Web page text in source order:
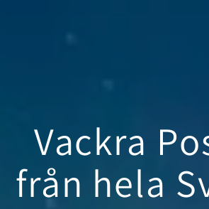
Vackra
från hela